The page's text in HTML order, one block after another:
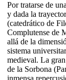
Por tratarse de
y dada la
(catedrático de
Complutense de
allá de la
sistema
medieval. La
de la Sorbona
inmensa